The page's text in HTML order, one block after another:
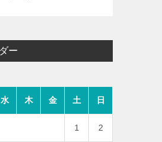
ー
水 木 金 土 日
1 2